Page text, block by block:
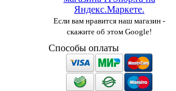
Если вам нравится наш магазин -
скажите об этом Google!
Способы оплаты